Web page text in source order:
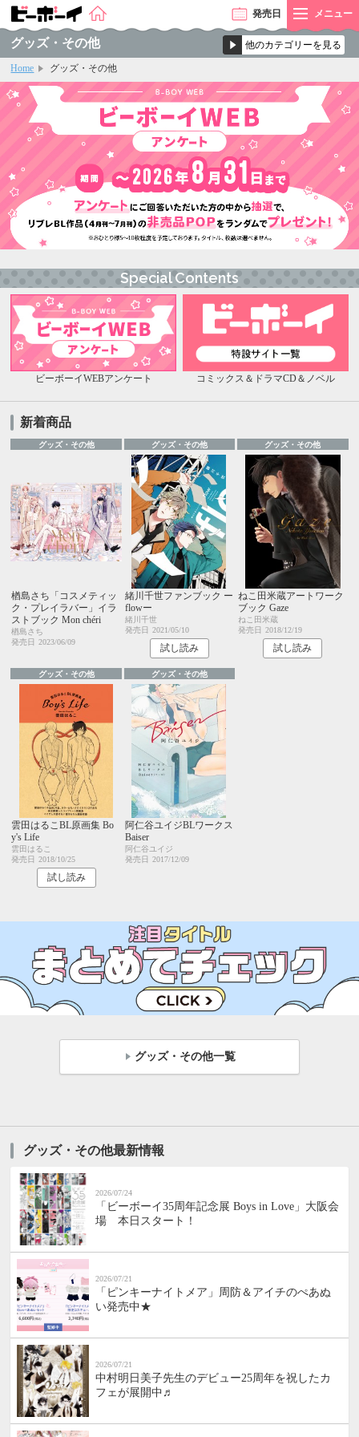
発売日 メニュー
グッズ・その他
Home グッズ・その他
Special Contents
ビーボーイWEBアンケート コミックス＆ドラマCD＆ノベル
新着商品
グッズ・その他
楢島さち「コスメティッ
ク・プレイラバー」イラ
ストブック Mon chéri
楢島さち
発売日
2023/06/09
グッズ・その他
緒川千世ファンブック ー
flowー
緒川千世
発売日
2021/05/10
試し読み
グッズ・その他
ねこ田米蔵アートワーク
ブック Gaze
ねこ田米蔵
発売日
2018/12/19
試し読み
グッズ・その他
雲田はるこBL原画集 Bo
y's Life
雲田はるこ
発売日
2018/10/25
試し読み
グッズ・その他
阿仁谷ユイジBLワークス
Baiser
阿仁谷ユイジ
発売日
2017/12/09
グッズ・その他一覧
グッズ・その他最新情報
2026/07/24
「ビーボーイ35周年記念展 Boys in Love」大阪会
場 本日スタート！
2026/07/21
「ピンキーナイトメア」周防＆アイチのぺあぬ
い発売中★
2026/07/21
中村明日美子先生のデビュー25周年を祝したカ
フェが展開中♬